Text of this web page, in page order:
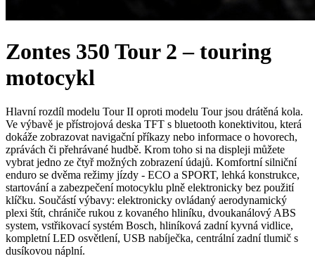
Zontes 350 Tour 2 – touring
motocykl
Hlavní rozdíl modelu Tour II oproti modelu Tour jsou drátěná kola.
Ve výbavě je přístrojová deska TFT s bluetooth konektivitou, která
dokáže zobrazovat navigační příkazy nebo informace o hovorech,
zprávách či přehrávané hudbě. Krom toho si na displeji můžete
vybrat jedno ze čtyř možných zobrazení údajů. Komfortní silniční
enduro se dvěma režimy jízdy - ECO a SPORT, lehká konstrukce,
startování a zabezpečení motocyklu plně elektronicky bez použití
klíčku. Součástí výbavy: elektronicky ovládaný aerodynamický
plexi štít, chrániče rukou z kovaného hliníku, dvoukanálový ABS
system, vstřikovací systém Bosch, hliníková zadní kyvná vidlice,
kompletní LED osvětlení, USB nabíječka, centrální zadní tlumič s
dusíkovou náplní.